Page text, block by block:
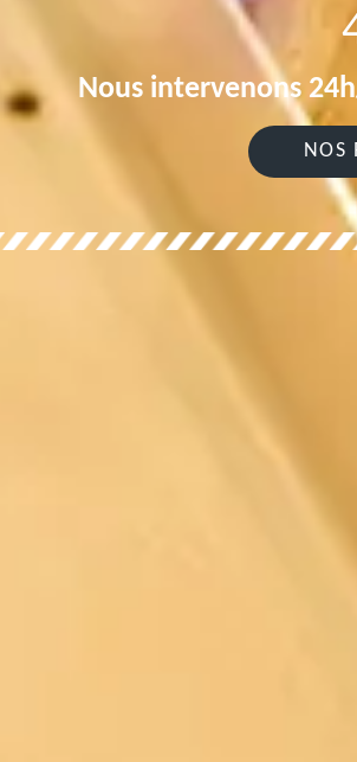
Nous intervenons
NOS